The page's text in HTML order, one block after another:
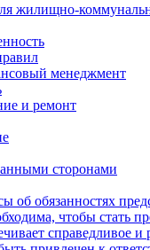
жилищно-
менеджмент
и ремонт
сторонами
об обязанностях
чтобы стать
справедливое